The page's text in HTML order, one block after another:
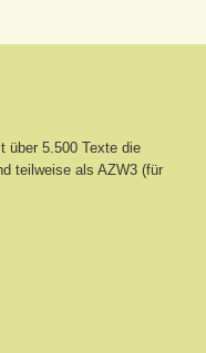
über 5.500 Texte die
teilweise als AZW3 (für